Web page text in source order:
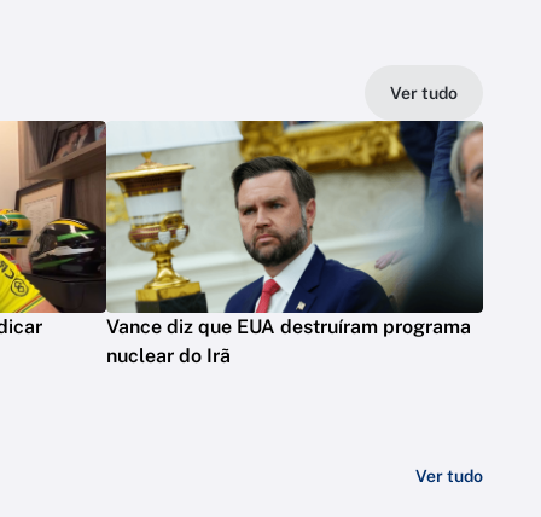
Ver tudo
Vance diz que EUA destruíram programa
nuclear do Irã
Ver tudo